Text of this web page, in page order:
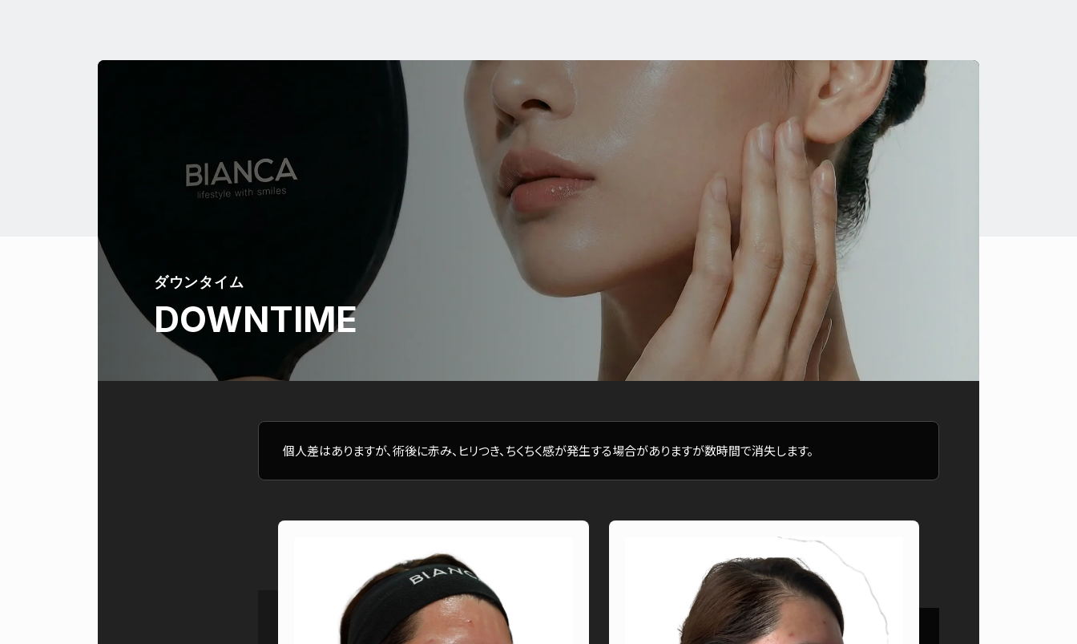
ダウンタイム
DOWNTIME
個人差はありますが、術後に赤み、ヒリつき、ちくちく感が発生する場合がありますが数時間で消失します。